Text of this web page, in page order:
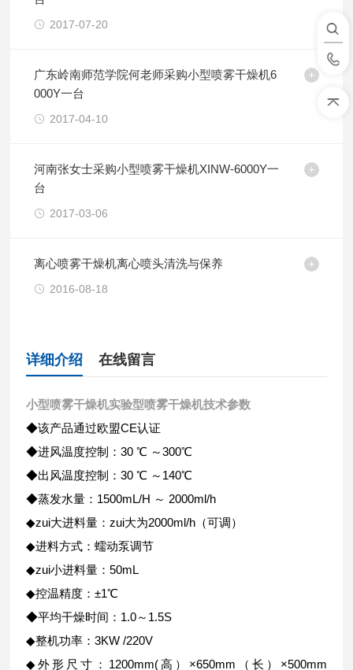
2017-07-20
广东岭南师范学院何老师采购小型喷雾干燥机6
000Y一台
2017-04-10
河南张女士采购小型喷雾干燥机XINW-6000Y一
台
2017-03-06
离心喷雾干燥机离心喷头清洗与保养
2016-08-18
详细介绍 在线留言
小型喷雾干燥机实验型喷雾干燥机技术参数
◆该产品通过欧盟CE认证
◆进风温度控制：30 ℃ ～300℃
◆出风温度控制：30 ℃ ～140℃
◆蒸发水量：1500mL/H ～ 2000ml/h
◆zui大进料量：zui大为2000ml/h（可调）
◆进料方式：蠕动泵调节
◆zui小进料量：50mL
◆控温精度：±1℃
◆平均干燥时间：1.0～1.5S
◆整机功率：3KW /220V
◆外形尺寸：1200mm(高）×650mm（长）×500mm